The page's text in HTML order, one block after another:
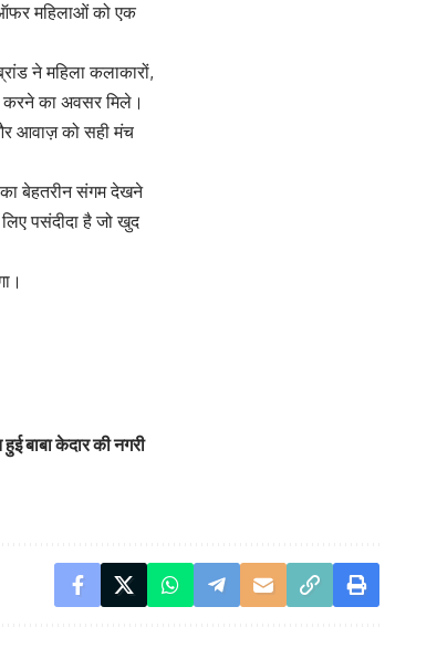
महिलाओं को एक
ने महिला कलाकारों,
करने का अवसर मिले।
आवाज़ को सही मंच
बेहतरीन संगम देखने
पसंदीदा है जो खुद
बाबा केदार की नगरी